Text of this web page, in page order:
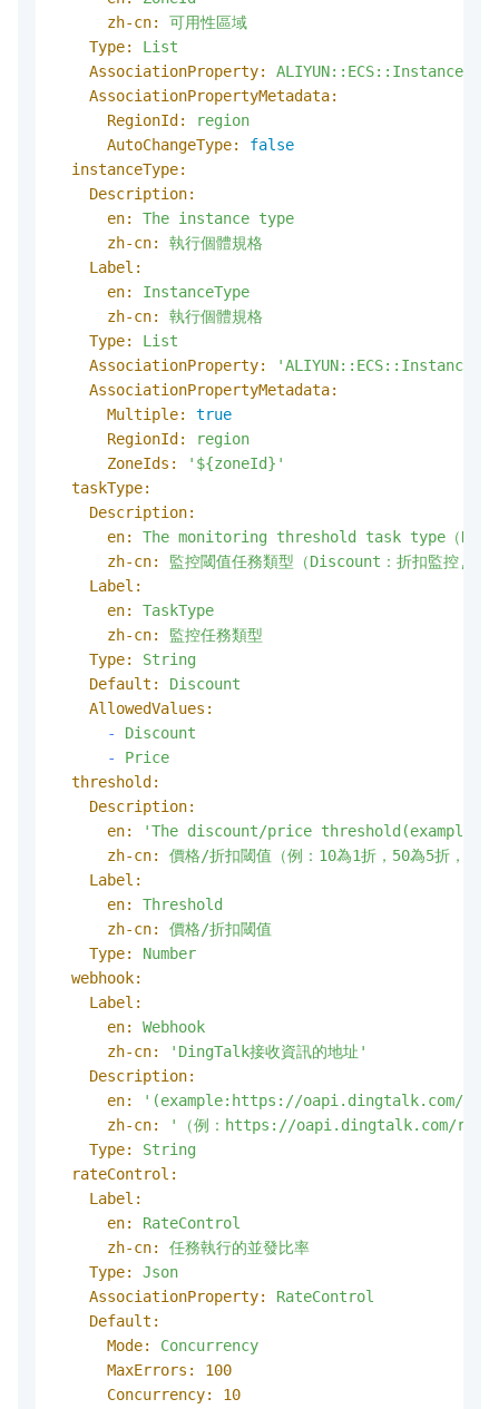
zh-cn:
可用性區域
Type:
List
AssociationProperty:
AssociationPropertyMetadata:
RegionId:
region
AutoChangeType:
false
instanceType:
Description:
en:
The instance type
zh-cn:
執行個體規格
Label:
en:
InstanceType
zh-cn:
執行個體規格
Type:
List
AssociationProperty:
AssociationPropertyMetadata:
Multiple:
true
RegionId:
region
ZoneIds:
'${zoneId}'
taskType:
Description:
en:
The monitoring threshold task type（
zh-cn:
監控閾值任務類型（Discount：折扣監控,
Label:
en:
TaskType
zh-cn:
監控任務類型
Type:
String
Default:
Discount
AllowedValues:
-
Discount
-
Price
threshold:
Description:
en:
'The discount/price
zh-cn:
價格/折扣閾值（例：10為1折，50為5折，或
Label:
en:
Threshold
zh-cn:
價格/折扣閾值
Type:
Number
webhook:
Label:
en:
Webhook
zh-cn:
'DingTalk接收資訊的地址'
Description:
en:
'(example:https://oapi.dingtalk.com/robot/
zh-cn:
'（例：https://oapi.dingtalk.com/robot/
Type:
String
rateControl:
Label:
en:
RateControl
zh-cn:
任務執行的並發比率
Type:
Json
AssociationProperty:
RateControl
Default:
Mode:
Concurrency
MaxErrors:
100
Concurrency:
10